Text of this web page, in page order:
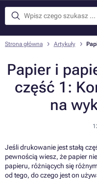
Strona główna Artykuły
Papier i
część 1:
na
Jeśli drukowanie jest stałą
pewnością wiesz, że papier
papieru, różniących się
od tego, do czego jest on